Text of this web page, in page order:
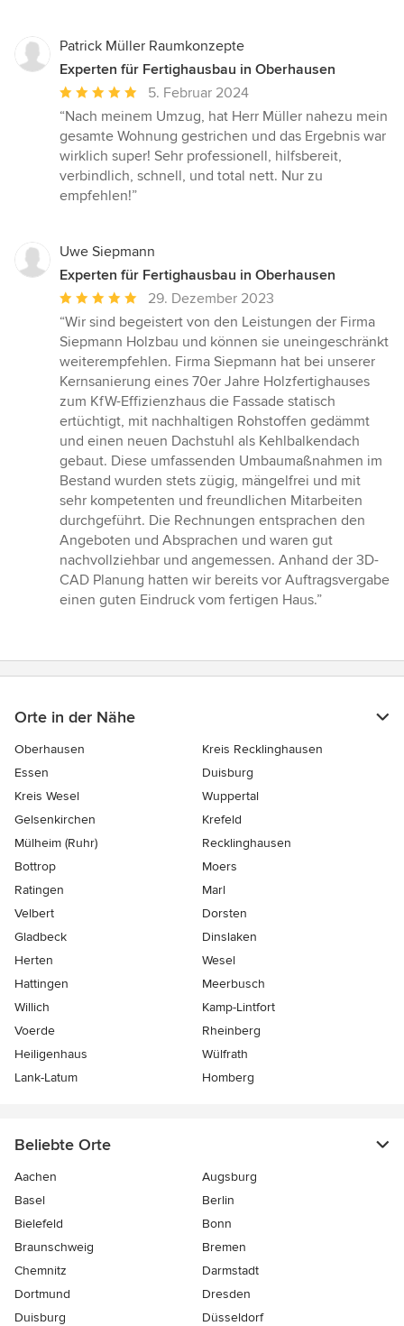
Patrick Müller Raumkonzepte
Experten für Fertighausbau in Oberhausen
Durchschnittliche
Bewertung:
5
von
5
Sternen
5. Februar 2024
“Nach meinem Umzug, hat Herr Müller nahezu mein
gesamte Wohnung gestrichen und das Ergebnis war
wirklich super! Sehr professionell, hilfsbereit,
verbindlich, schnell, und total nett. Nur zu
empfehlen!”
Uwe Siepmann
Experten für Fertighausbau in Oberhausen
Durchschnittliche
Bewertung:
5
von
5
Sternen
29. Dezember 2023
“Wir sind begeistert von den Leistungen der Firma
Siepmann Holzbau und können sie uneingeschränkt
weiterempfehlen. Firma Siepmann hat bei unserer
Kernsanierung eines 70er Jahre Holzfertighauses
zum KfW-Effizienzhaus die Fassade statisch
ertüchtigt, mit nachhaltigen Rohstoffen gedämmt
und einen neuen Dachstuhl als Kehlbalkendach
gebaut. Diese umfassenden Umbaumaßnahmen im
Bestand wurden stets zügig, mängelfrei und mit
sehr kompetenten und freundlichen Mitarbeiten
durchgeführt. Die Rechnungen entsprachen den
Angeboten und Absprachen und waren gut
nachvollziehbar und angemessen. Anhand der 3D-
CAD Planung hatten wir bereits vor Auftragsvergabe
einen guten Eindruck vom fertigen Haus.”
Orte in der Nähe
Oberhausen
Kreis Recklinghausen
Essen
Duisburg
Kreis Wesel
Wuppertal
Gelsenkirchen
Krefeld
Mülheim (Ruhr)
Recklinghausen
Bottrop
Moers
Ratingen
Marl
Velbert
Dorsten
Gladbeck
Dinslaken
Herten
Wesel
Hattingen
Meerbusch
Willich
Kamp-Lintfort
Voerde
Rheinberg
Heiligenhaus
Wülfrath
Lank-Latum
Homberg
Beliebte Orte
Aachen
Augsburg
Basel
Berlin
Bielefeld
Bonn
Braunschweig
Bremen
Chemnitz
Darmstadt
Dortmund
Dresden
Duisburg
Düsseldorf